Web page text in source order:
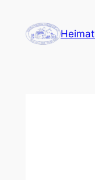
Inhalt
springen